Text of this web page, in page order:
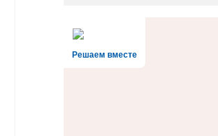
Решаем вместе